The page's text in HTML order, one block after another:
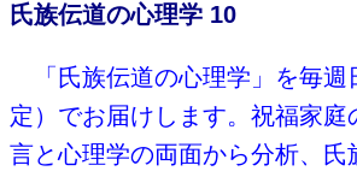
氏族伝道の心理学 10
「氏族伝道の心理学」を毎週
定）でお届けします。祝福家庭
言と心理学の両面から分析、氏